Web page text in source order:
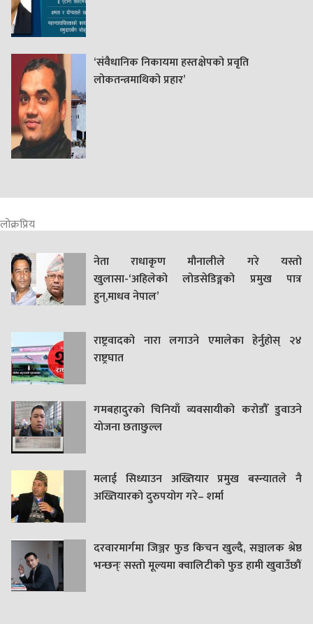
‘संवैधानिक निकायमा हस्तक्षेपको प्रवृति
लोकतन्त्रमाथिको प्रहार’
लोक्रप्रिय
नेता राधाकृण मौनालीले गरे यस्तो
खुलासा-‘अहिलेको लोडसेडिङ्गको प्रमुख पात्र
हुन्,माधव नेपाल’
राष्ट्रवादको नारा लगाउने एमालेका हेर्नुहोस् २४
राष्ट्रघात
गमबहादुरकाे चिनियाँ व्यवसायीको करोडौँ डुवाउने
याेजना छताछुल्ल
मलाई सिध्याउन अख्तियार प्रमुख बस्न्यातले नै
अख्तियारको दुरुपयोग गरे– शर्मा
दरवारमार्गमा जिञ्जर फुड किचन खुल्दै, सञ्चालक श्रेष्ठ
भन्छन्ः सस्तो मूल्यमा क्वालिटीको फुड हामी खुवाउँछौं